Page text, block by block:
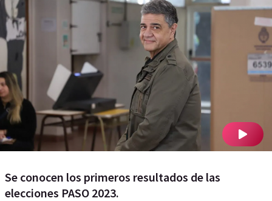
Se conocen los primeros resultados de las
elecciones PASO 2023.